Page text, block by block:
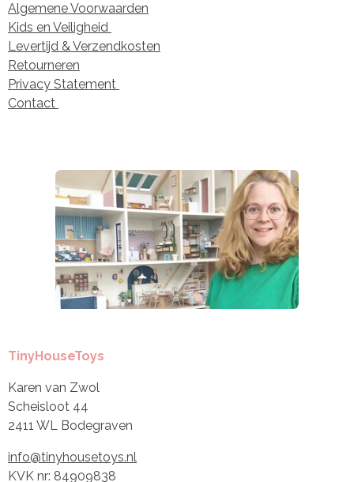
Algemene Voorwaarden
Kids en Veiligheid
Levertijd & Verzendkosten
Retourneren
Privacy Statement
Contact
TinyHouseToys
Karen van Zwol
Scheisloot 44
2411 WL Bodegraven
info@tinyhousetoys.nl
KVK nr: 84909838